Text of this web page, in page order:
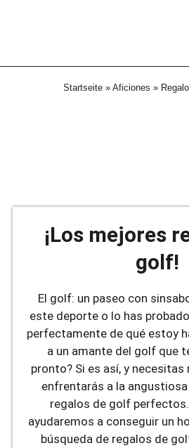
Startseite » Aficiones »
¡Los mejores
golf!
El golf: un paseo con
este deporte o lo has
perfectamente de qué estoy
a un amante del golf que
pronto? Si es así, y
enfrentarás a la
regalos de golf
ayudaremos a conseguir un
búsqueda de regalos de